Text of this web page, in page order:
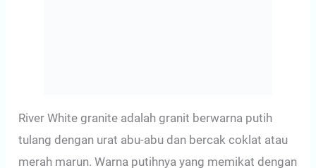
River White granite adalah granit berwarna putih
tulang dengan urat abu-abu dan bercak coklat atau
merah marun. Warna putihnya yang memikat dengan